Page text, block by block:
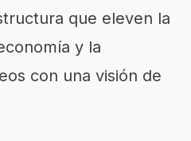
que eleven la
y la
con una visión de